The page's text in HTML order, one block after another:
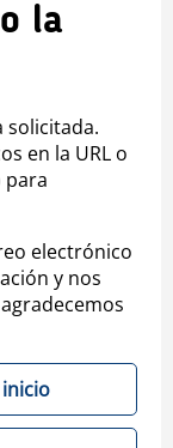
la
solicitada.
en la URL o
para
electrónico
y nos